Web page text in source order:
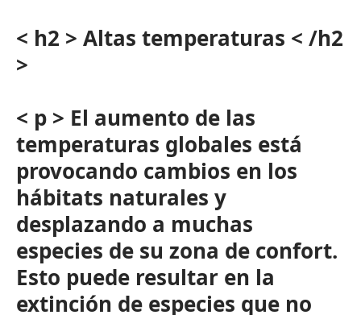
< h2 > Altas temperaturas < /h2
>
< p > El aumento de las
temperaturas globales está
provocando cambios en los
hábitats naturales y
desplazando a muchas
especies de su zona de confort.
Esto puede resultar en la
extinción de especies que no